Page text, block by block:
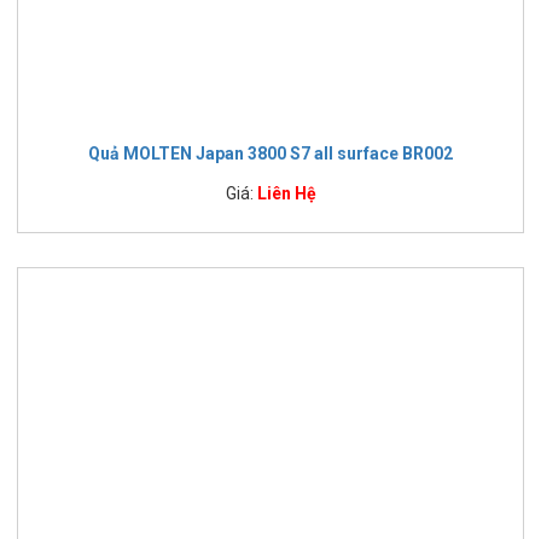
Quả MOLTEN Japan 3800 S7 all surface BR002
Giá: Liên Hệ